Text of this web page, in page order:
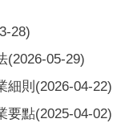
28)
(2026-05-29)
細則(2026-04-22)
要點(2025-04-02)